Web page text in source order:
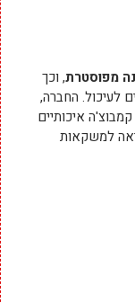
מפוסטרת, וכך
לעיכול. החברה,
קמבוצ'ה איכותיים
למשקאות